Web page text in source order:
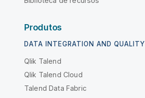
Produtos
DATA INTEGRATION AND QUALITY
Qlik Talend
Qlik Talend Cloud
Talend Data Fabric